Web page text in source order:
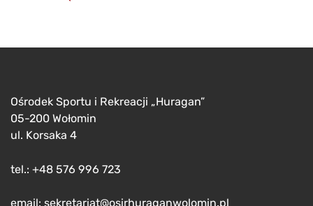
Ośrodek Sportu i Rekreacji „Huragan”
05-200 Wołomin
ul. Korsaka 4
tel.: +48 576 996 723
email: sekretariat@osirhuraganwolomin.pl